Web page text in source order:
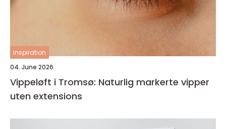
inspiration
04. June 2026
Vippeløft i Tromsø: Naturlig markerte vipper
uten extensions